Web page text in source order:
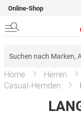
Online-Shop
Home Herren
Casual-Hemden